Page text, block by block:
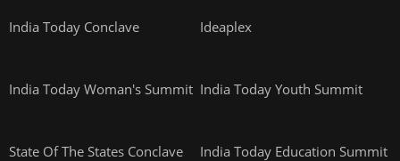
India Today Conclave Ideaplex
India Today Woman's Summit India Today Youth Summit
State Of The States Conclave India Today Education Summit